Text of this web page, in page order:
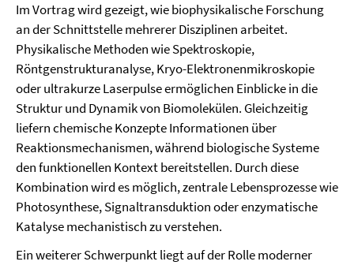
Im Vortrag wird gezeigt, wie biophysikalische Forschung
an der Schnittstelle mehrerer Disziplinen arbeitet.
Physikalische Methoden wie Spektroskopie,
Röntgenstrukturanalyse, Kryo-Elektronenmikroskopie
oder ultrakurze Laserpulse ermöglichen Einblicke in die
Struktur und Dynamik von Biomolekülen. Gleichzeitig
liefern chemische Konzepte Informationen über
Reaktionsmechanismen, während biologische Systeme
den funktionellen Kontext bereitstellen. Durch diese
Kombination wird es möglich, zentrale Lebensprozesse wie
Photosynthese, Signaltransduktion oder enzymatische
Katalyse mechanistisch zu verstehen.
Ein weiterer Schwerpunkt liegt auf der Rolle moderner